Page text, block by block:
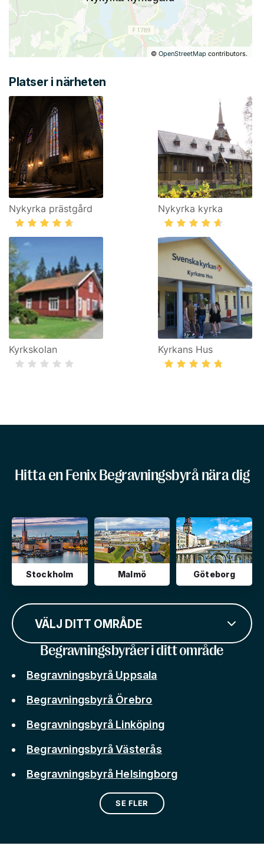
©OpenStreetMap contributors.
Platser i närheten
Nykyrka prästgård Nykyrka kyrka
Kyrkskolan Kyrkans Hus
Hitta en Fenix Begravningsbyrå nära dig
Stockholm Malmö Göteborg
VÄLJ DITT OMRÅDE
Begravningsbyråer i ditt område
Begravningsbyrå Uppsala
Begravningsbyrå Örebro
Begravningsbyrå Linköping
Begravningsbyrå Västerås
Begravningsbyrå Helsingborg
SE FLER